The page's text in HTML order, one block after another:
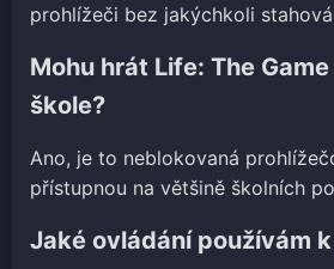
prohlížeči bez jakýchkoli
Mohu hrát Life: The
škole?
Ano, je to neblokovaná
přístupnou na většině školních
Jaké ovládání používám